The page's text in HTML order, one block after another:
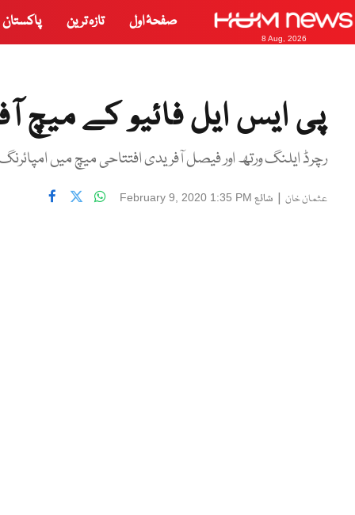
8 Aug, 2026
صفحۂ اول تازہ ترین پاکستان
پی ایس ایل فائیو کے میچ
رچرڈ ایلنگ ورتھ اور فیصل آفریدی افتتاحی میچ میں
عثمان خان | شائع February 9, 2020 1:35 PM